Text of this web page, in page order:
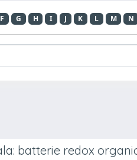
F G H I J K L M N
batterie redox